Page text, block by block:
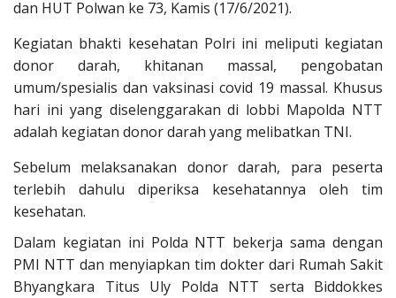
dan HUT Polwan ke 73, Kamis (17/6/2021).
Kegiatan bhakti kesehatan Polri ini meliputi kegiatan
donor darah, khitanan massal, pengobatan
umum/spesialis dan vaksinasi covid 19 massal. Khusus
hari ini yang diselenggarakan di lobbi Mapolda NTT
adalah kegiatan donor darah yang melibatkan TNI.
Sebelum melaksanakan donor darah, para peserta
terlebih dahulu diperiksa kesehatannya oleh tim
kesehatan.
Dalam kegiatan ini Polda NTT bekerja sama dengan
PMI NTT dan menyiapkan tim dokter dari Rumah Sakit
Bhyangkara Titus Uly Polda NTT serta Biddokkes